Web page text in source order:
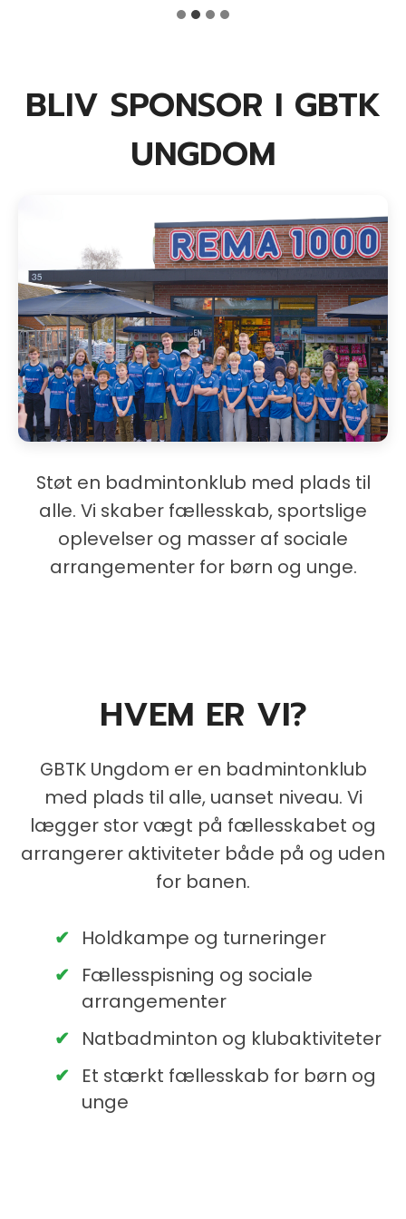
BLIV SPONSOR I GBTK
UNGDOM
Støt en badmintonklub med plads til
alle. Vi skaber fællesskab, sportslige
oplevelser og masser af sociale
arrangementer for børn og unge.
HVEM ER VI?
GBTK Ungdom er en badmintonklub
med plads til alle, uanset niveau. Vi
lægger stor vægt på fællesskabet og
arrangerer aktiviteter både på og uden
for banen.
Holdkampe og turneringer
Fællesspisning og sociale
arrangementer
Natbadminton og klubaktiviteter
Et stærkt fællesskab for børn og
unge